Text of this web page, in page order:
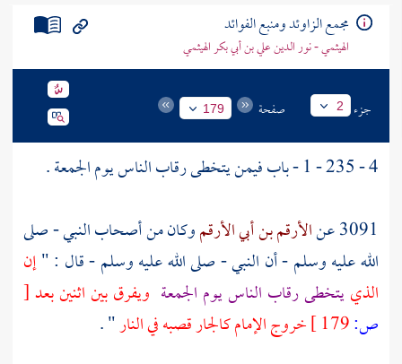
مجمع الزاوئد ومنبع الفوائد
الهيثمي - نور الدين علي بن أبي بكر الهيثمي
جزء 2 صفحة 179
4 - 235 - 1 - باب فيمن يتخطى رقاب الناس يوم الجمعة .
3091 عن
الأرقم بن أبي الأرقموكان من أصحاب النبي - صلى
الله عليه وسلم - أن النبي - صلى الله عليه وسلم - قال : "إن
الذييتخطى رقاب الناس يوم الجمعة ويفرق بين اثنين بعد[
ص:
خروج الإمام كالجار قصبه في النار" .